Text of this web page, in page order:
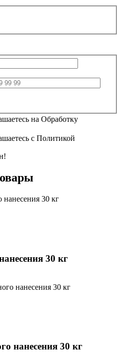
на Обработку
с Политикой
30 кг
нанесения 30 кг